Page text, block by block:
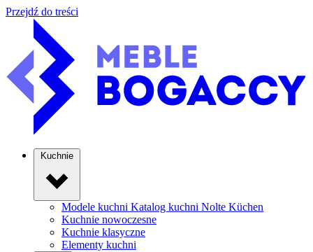
Przejdź do treści
Modele kuchni Katalog kuchni Nolte Küchen
Kuchnie nowoczesne
Kuchnie klasyczne
Elementy kuchni